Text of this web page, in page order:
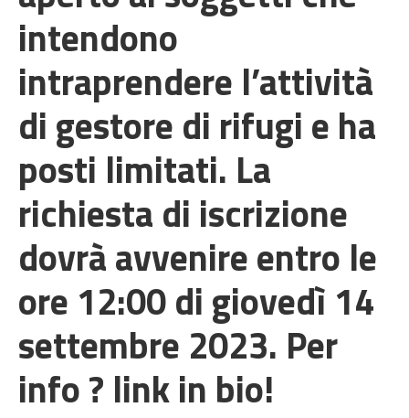
intendono
intraprendere l’attività
di gestore di rifugi e ha
posti limitati. La
richiesta di iscrizione
dovrà avvenire entro le
ore 12:00 di giovedì 14
settembre 2023. Per
info ? link in bio!